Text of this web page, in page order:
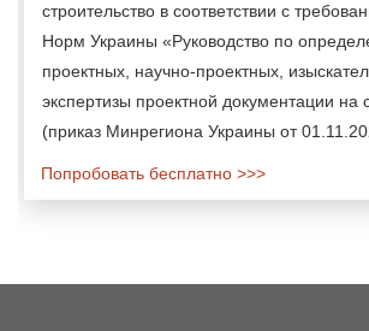
строительство в соответствии с
Норм Украины «Руководство по
проектных, научно-проектных,
экспертизы проектной документации на
(приказ Минрегиона Украины от
Попробовать бесплатно >>>